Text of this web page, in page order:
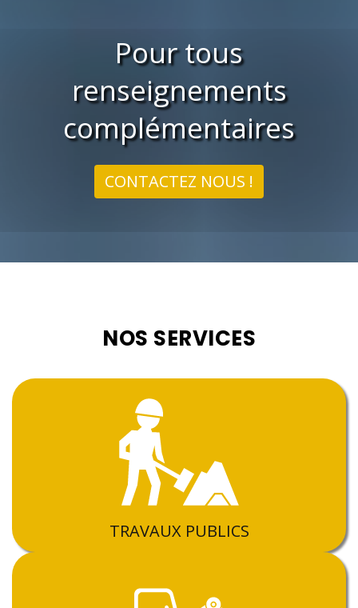
Pour tous
renseignements
complémentaires
CONTACTEZ NOUS !
NOS SERVICES
TRAVAUX PUBLICS